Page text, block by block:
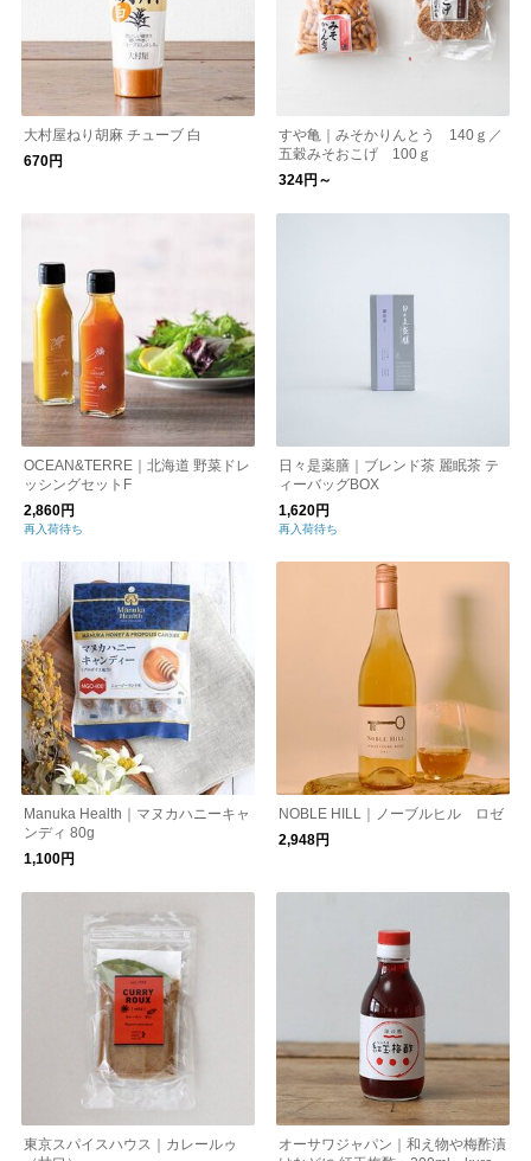
大村屋ねり胡麻 チューブ 白
670円
すや亀｜みそかりんとう 140ｇ／
五穀みそおこげ 100ｇ
324円～
OCEAN&TERRE｜北海道 野菜ドレ
ッシングセットF
2,860円
再入荷待ち
日々是薬膳｜ブレンド茶 麗眠茶 テ
ィーバッグBOX
1,620円
再入荷待ち
Manuka Health｜マヌカハニーキャ
ンディ 80g
1,100円
NOBLE HILL｜ノーブルヒル ロゼ
2,948円
東京スパイスハウス｜カレールゥ
オーサワジャパン｜和え物や梅酢漬